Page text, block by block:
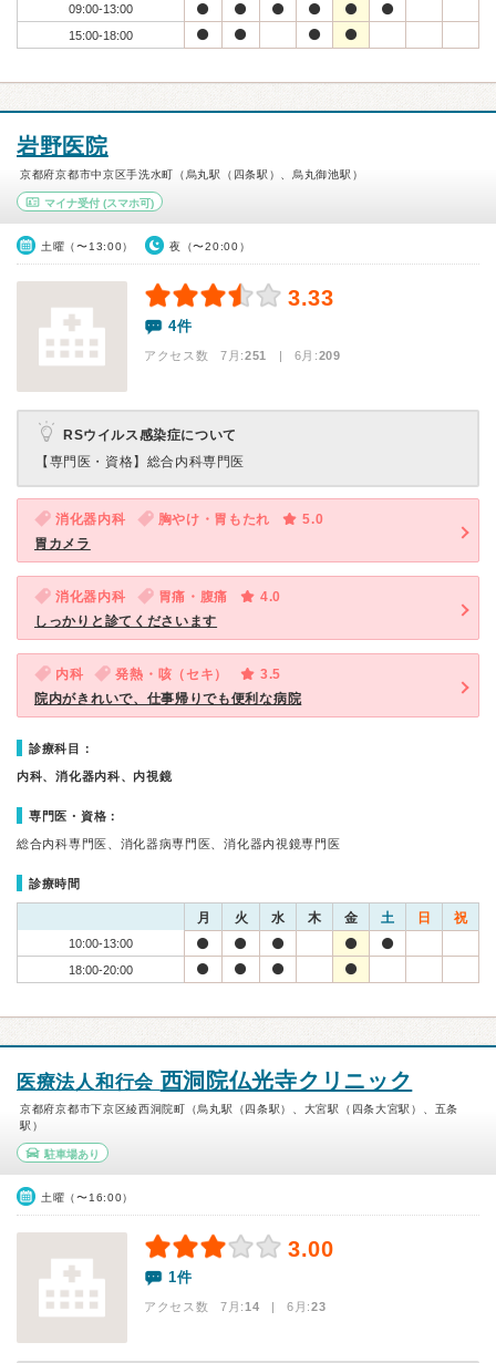
09:00-13:00
15:00-18:00
岩野医院
京都府京都市中京区手洗水町（烏丸駅（四条駅）、烏丸御池駅）
マイナ受付 (スマホ可)
土曜（〜13:00） 夜（〜20:00）
3.33
4件
アクセス数 7月:251 | 6月:209
RSウイルス感染症について
【専門医・資格】 総合内科専門医
消化器内科 胸やけ・胃もたれ
5.0
胃カメラ
消化器内科 胃痛・腹痛
4.0
しっかりと診てくださいます
内科 発熱・咳（セキ）
3.5
院内がきれいで、仕事帰りでも便利な病院
診療科目：
内科、消化器内科、内視鏡
専門医・資格：
総合内科専門医、消化器病専門医、消化器内視鏡専門医
診療時間
月 火 水 木 金 土 日 祝
10:00-13:00
18:00-20:00
医療法人和行会 西洞院仏光寺クリニック
京都府京都市下京区綾西洞院町（烏丸駅（四条駅）、大宮駅（四条大宮駅）、五条
駅）
駐車場あり
土曜（〜16:00）
3.00
1件
アクセス数 7月:14 | 6月:23